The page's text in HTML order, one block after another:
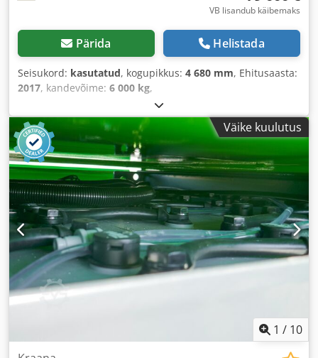
VB lisandub käibemaks
Pärida Helistada
Seisukord: kasutatud, kogupikkus: 4 680 mm, Ehitusaasta:
2017, kandevõime: 6 000 kg,
Väike kuulutus
1 / 10